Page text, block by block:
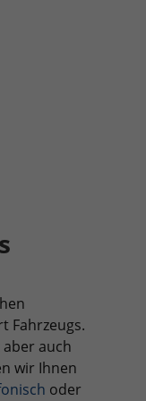
Fahrzeugs.
auch
wir Ihnen
oder